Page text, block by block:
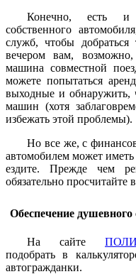
Конечно, есть и
собственного
служб, чтобы
вечером вам,
машина совместной
можете попытаться
выходные и обнаружить,
машин (хотя
избежать этой проблемы).
Но все же, с
автомобилем может
ездите. Прежде чем
обязательно просчитайте
Обеспечение
На сайте
подобрать в
автогражданки.